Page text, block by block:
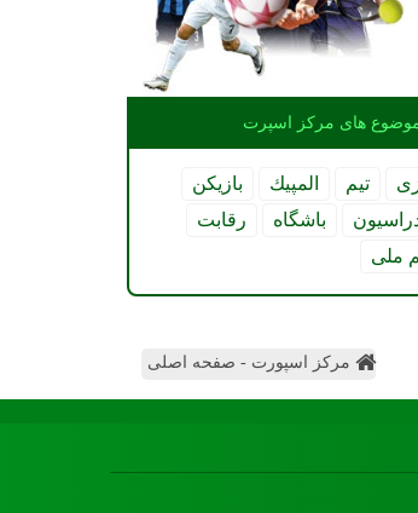
های مركز اسپرت
تیم المپیك
بازیكن
باشگاه
رقابت
ملی
مرکز اسپورت - صفحه اصلی